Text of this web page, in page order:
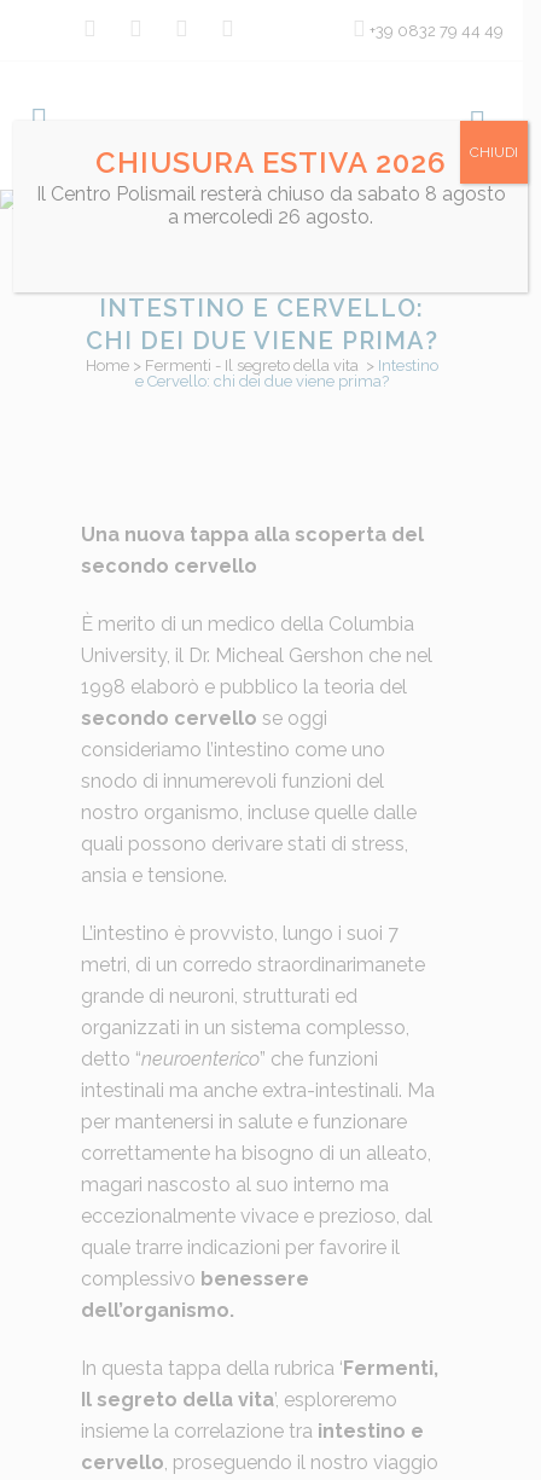
+39 0832 79 44 49
INTESTINO E CERVELLO:
CHI DEI DUE VIENE PRIMA?
Home> Fermenti - Il segreto della vita > Intestino
e Cervello: chi dei due viene prima?
Posted at 13:01hinFermenti - Il segreto della vita
Una nuova tappa alla scoperta del
secondo cervello
È merito di un medico della Columbia
University, il Dr. Micheal Gershon che nel
1998 elaborò e pubblico la teoria del
secondo cervello se oggi
consideriamo l’intestino come uno
snodo di innumerevoli funzioni del
nostro organismo, incluse quelle dalle
quali possono derivare stati di stress,
ansia e tensione.
L’intestino è provvisto, lungo i suoi 7
metri, di un corredo straordinarimanete
grande di neuroni, strutturati ed
organizzati in un sistema complesso,
detto “neuroenterico” che funzioni
intestinali ma anche extra-intestinali. Ma
per mantenersi in salute e funzionare
correttamente ha bisogno di un alleato,
magari nascosto al suo interno ma
eccezionalmente vivace e prezioso, dal
quale trarre indicazioni per favorire il
complessivo benessere
dell’organismo.
In questa tappa della rubrica ‘Fermenti,
Il segreto della vita’, esploreremo
insieme la correlazione tra intestino e
cervello , proseguendo il nostro viaggio
CHIUSURA ESTIVA 2026
Il Centro Polismail resterà chiuso da sabato 8 agosto
a mercoledì 26 agosto.
CHIUDI